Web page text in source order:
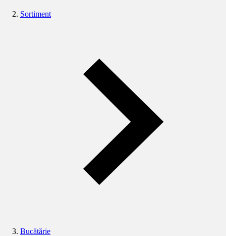
Sortiment
Bucătărie